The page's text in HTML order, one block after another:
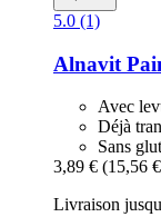
5.0 (1)
Alnavit
Avec
Déjà
Sans
3,89 € (15,56
Livraison